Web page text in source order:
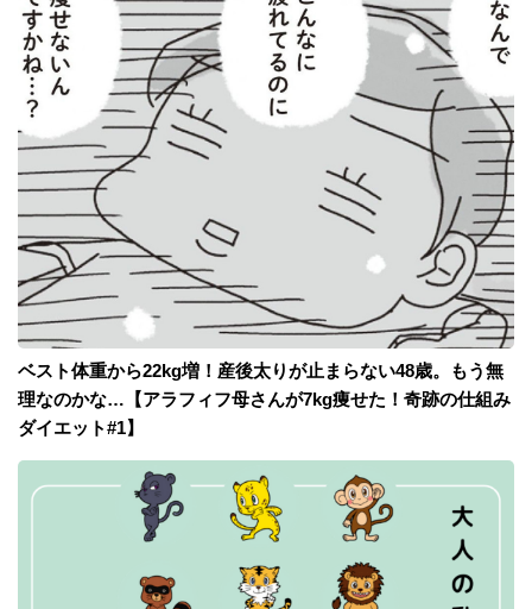
ベスト体重から22kg増！産後太りが止まらない48歳。もう無
理なのかな…【アラフィフ母さんが7kg痩せた！奇跡の仕組み
ダイエット#1】